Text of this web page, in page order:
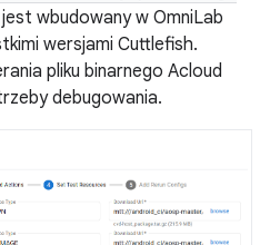
wbudowany w OmniLab
wersjami Cuttlefish.
pliku binarnego Acloud
debugowania.